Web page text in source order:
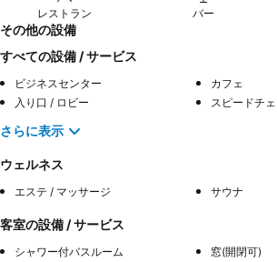
レストラン バー
その他の設備
すべての設備 / サービス
ビジネスセンター
カフェ
入り口 / ロビー
さらに表示
ウェルネス
エステ / マッサージ サウナ
客室の設備 / サービス
シャワー付バスルーム
窓(開閉可)